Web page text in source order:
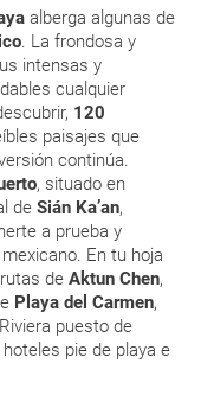
alberga algunas de
. La frondosa y
intensas y
cualquier
120
paisajes que
continúa.
, situado en
de Sián Ka’an,
a prueba y
En tu hoja
de Aktun Chen,
Playa del Carmen,
puesto de
pie de playa e
de un paquete
la documentación
la cual deberás
de la compañía
la salida.
anular o
gastos puede
del viaje?
para ir